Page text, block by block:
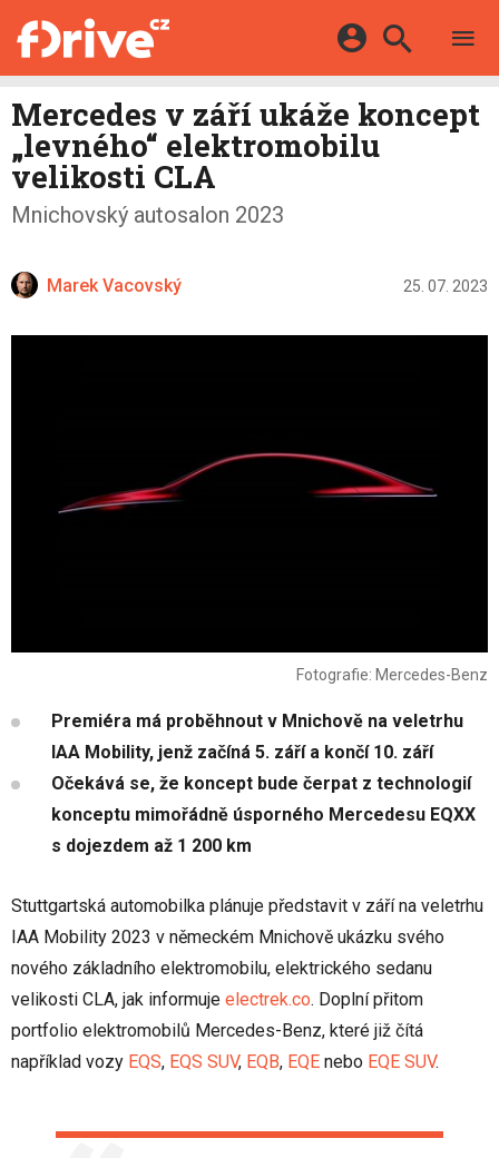
KATALOG
MAPA STANIC
VIDEA
HYBRIDY
E-MOTORSPORT
OSTATNÍ
SERIÁLY
Facebook Google
Twitter Apple
Mercedes v září ukáže koncept
„levného“ elektromobilu
velikosti CLA
Mnichovský autosalon 2023
Marek Vacovský 25. 07. 2023
Fotografie: Mercedes-Benz
Premiéra má proběhnout v Mnichově na veletrhu
IAA Mobility, jenž začíná 5. září a končí 10. září
Očekává se, že koncept bude čerpat z technologií
konceptu mimořádně úsporného Mercedesu EQXX
s dojezdem až 1 200 km
Stuttgartská automobilka plánuje představit v září na veletrhu
IAA Mobility 2023 v německém Mnichově ukázku svého
nového základního elektromobilu, elektrického sedanu
velikosti CLA, jak informuje electrek.co. Doplní přitom
portfolio elektromobilů Mercedes-Benz, které již čítá
například vozy EQS, EQS SUV, EQB, EQE nebo EQE SUV.